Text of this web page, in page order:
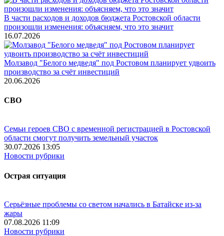
В части расходов и доходов бюджета Ростовской области
произошли изменения: объясняем, что это значит
16.07.2026
Молзавод "Белого медведя" под Ростовом планирует удвоить
производство за счёт инвестиций
20.06.2026
СВО
Семьи героев СВО с временной регистрацией в Ростовской
области смогут получить земельный участок
30.07.2026 13:05
Новости рубрики
Острая ситуация
Серьёзные проблемы со светом начались в Батайске из-за
жары
07.08.2026 11:09
Новости рубрики